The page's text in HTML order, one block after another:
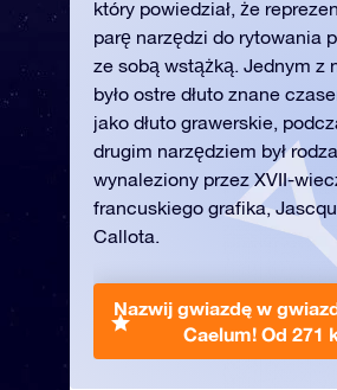
który powiedział, że
parę narzędzi do rytowania
ze sobą wstążką. Jednym z
było ostre dłuto znane
jako dłuto grawerskie,
drugim narzędziem był
wynaleziony przez XVII-
francuskiego grafika,
Callota.
Nazwij gwiazdę w
Caelum! Od 271